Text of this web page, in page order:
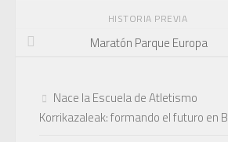
HISTORIA PREVIA
Maratón Parque Europa
Nace la Escuela de Atletismo
Korrikazaleak: formando el futuro en